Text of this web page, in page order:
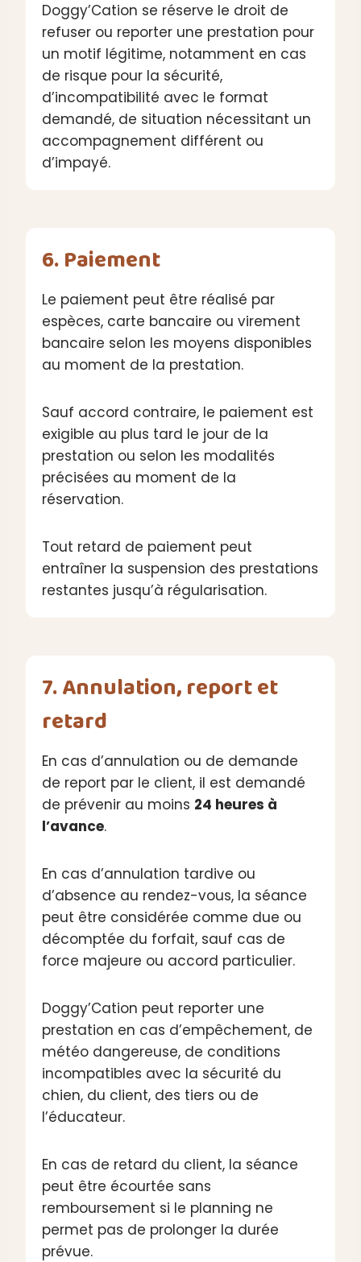
Doggy’Cation se réserve le droit de
refuser ou reporter une prestation pour
un motif légitime, notamment en cas
de risque pour la sécurité,
d’incompatibilité avec le format
demandé, de situation nécessitant un
accompagnement différent ou
d’impayé.
6. Paiement
Le paiement peut être réalisé par
espèces, carte bancaire ou virement
bancaire selon les moyens disponibles
au moment de la prestation.
Sauf accord contraire, le paiement est
exigible au plus tard le jour de la
prestation ou selon les modalités
précisées au moment de la
réservation.
Tout retard de paiement peut
entraîner la suspension des prestations
restantes jusqu’à régularisation.
7. Annulation, report et
retard
En cas d’annulation ou de demande
de report par le client, il est demandé
de prévenir au moins 24 heures à
l’avance.
En cas d’annulation tardive ou
d’absence au rendez-vous, la séance
peut être considérée comme due ou
décomptée du forfait, sauf cas de
force majeure ou accord particulier.
Doggy’Cation peut reporter une
prestation en cas d’empêchement, de
météo dangereuse, de conditions
incompatibles avec la sécurité du
chien, du client, des tiers ou de
l’éducateur.
En cas de retard du client, la séance
peut être écourtée sans
remboursement si le planning ne
permet pas de prolonger la durée
prévue.